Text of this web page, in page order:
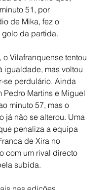
51, por
de Mika, fez o
golo da partida.
o Vilafranquense tentou
igualdade, mas voltou
se perdulário. Ainda
Pedro Martins e Miguel
minuto 57, mas o
já não se alterou. Uma
penaliza a equipa
de Xira no
com um rival directo
subida.